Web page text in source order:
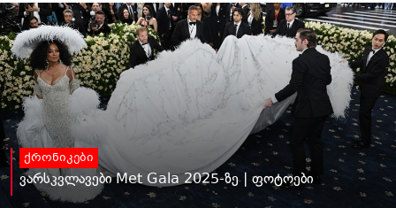
ქრონიკები
ვარსკვლავები Met Gala 2025-ზე | ფოტოები